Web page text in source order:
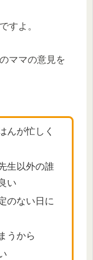
すよ。
ママの意見を
んが忙しく
生以外の誰
い
のない日に
うから